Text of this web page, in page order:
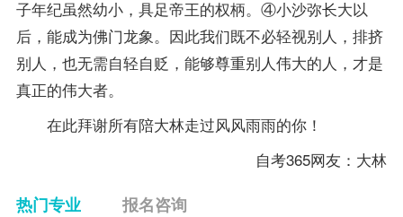
子年纪虽然幼小，具足帝王的权柄。④小沙弥长大以
后，能成为佛门龙象。因此我们既不必轻视别人，排挤
别人，也无需自轻自贬，能够尊重别人伟大的人，才是
真正的伟大者。
在此拜谢所有陪大林走过风风雨雨的你！
自考365网友：大林
热门专业 报名咨询